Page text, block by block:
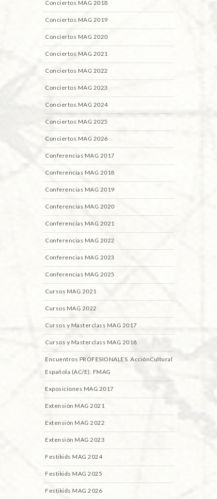
Conciertos MAG 2018
Conciertos MAG 2019
Conciertos MAG 2020
Conciertos MAG 2021
Conciertos MAG 2022
Conciertos MAG 2023
Conciertos MAG 2024
Conciertos MAG 2025
Conciertos MAG 2026
Conferencias MAG 2017
Conferencias MAG 2018
Conferencias MAG 2019
Conferencias MAG 2020
Conferencias MAG 2021
Conferencias MAG 2022
Conferencias MAG 2023
Conferencias MAG 2025
Cursos MAG 2021
Cursos MAG 2022
Cursos y Masterclass MAG 2017
Cursos y Masterclass MAG 2018
Encuentros PROFESIONALES. AcciónCultural
Española (AC/E). FMAG
Exposiciones MAG 2017
Extensión MAG 2021
Extensión MAG 2022
Extensión MAG 2023
Festikids MAG 2024
Festikids MAG 2025
Festikids MAG 2026